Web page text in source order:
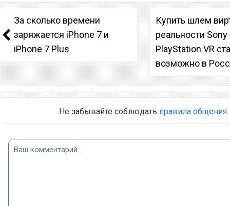
За сколько времени
заряжается iPhone 7 и
iPhone 7 Plus
Купить шлем
реальности Sony
PlayStation VR
возможно в
Не забывайте соблюдать правила общения.